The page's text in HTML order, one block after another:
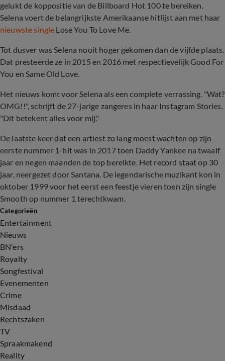
gelukt de koppositie van de Billboard Hot 100 te bereiken.
Selena voert de belangrijkste Amerikaanse hitlijst aan met haar
nieuwste single Lose You To Love Me.
Tot dusver was Selena nooit hoger gekomen dan de vijfde plaats.
Dat presteerde ze in 2015 en 2016 met respectievelijk Good For
You en Same Old Love.
Het nieuws komt voor Selena als een complete verrassing. "Wat?
OMG!!", schrijft de 27-jarige zangeres in haar Instagram Stories.
"Dit betekent alles voor mij."
De laatste keer dat een artiest zo lang moest wachten op zijn
eerste nummer 1-hit was in 2017 toen Daddy Yankee na twaalf
jaar en negen maanden de top bereikte. Het record staat op 30
jaar, neergezet door Santana. De legendarische muzikant kon in
oktober 1999 voor het eerst een feestje vieren toen zijn single
Smooth op nummer 1 terechtkwam.
Categorieën
Entertainment
Nieuws
BN'ers
Royalty
Songfestival
Evenementen
Crime
Misdaad
Rechtszaken
TV
Spraakmakend
Reality